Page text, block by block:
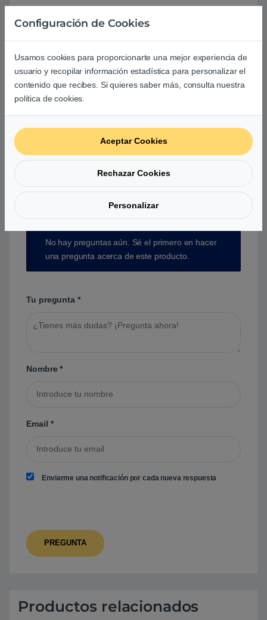
Debes accederpara publicar una valoración.
Aún no hay reseñas.
Preguntas y respuestas de los
usuarios sobre este producto
No hay preguntas aún. Sé el primero en hacer
una pregunta acerca de este producto.
Tu pregunta *
Nombre*
Email *
Enviarme una notificación por cada nueva respuesta
Productos relacionados
Configuración de Cookies
Usamos cookies para proporcionarte una mejor experiencia de
usuario y recopilar información estadística para personalizar el
contenido que recibes. Si quieres saber más, consulta nuestra
política de cookies.
Aceptar Cookies
Rechazar Cookies
Personalizar